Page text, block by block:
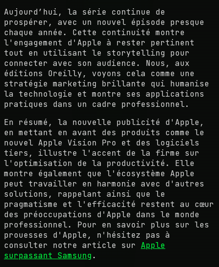
Aujourd’hui, la série continue de
prospérer, avec un nouvel épisode presque
chaque année. Cette continuité montre
l'engagement d'Apple à rester pertinent
tout en utilisant le storytelling pour
connecter avec son audience. Nous, aux
éditions Oreilly, voyons cela comme une
stratégie marketing brillante qui humanise
la technologie et montre ses applications
pratiques dans un cadre professionnel.
En résumé, la nouvelle publicité d'Apple,
en mettant en avant des produits comme le
nouvel Apple Vision Pro et des logiciels
tiers, illustre l'accent de la firme sur
l'optimisation de la productivité. Elle
montre également que l'écosystème Apple
peut travailler en harmonie avec d'autres
solutions, rappelant ainsi que le
pragmatisme et l'efficacité restent au cœur
des préoccupations d'Apple dans le monde
professionnel. Pour en savoir plus sur les
prouesses d'Apple, n'hésitez pas à
consulter notre article sur Apple
surpassant Samsung.